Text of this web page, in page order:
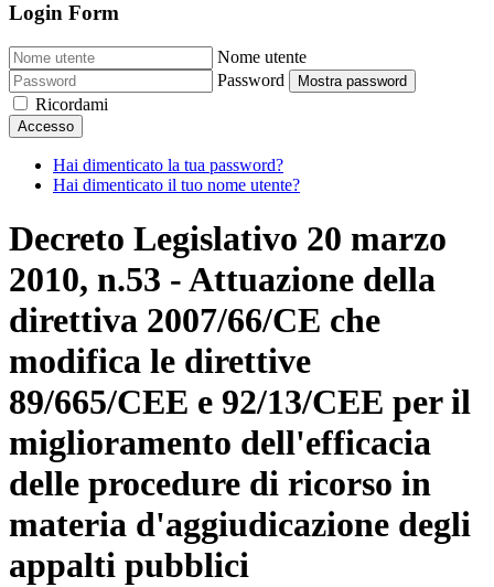
Login Form
Nome utente
Password
Mostra password
Ricordami
Accesso
Hai dimenticato la tua password?
Hai dimenticato il tuo nome utente?
Decreto Legislativo 20 marzo
2010, n.53 - Attuazione della
direttiva 2007/66/CE che
modifica le direttive
89/665/CEE e 92/13/CEE per il
miglioramento dell'efficacia
delle procedure di ricorso in
materia d'aggiudicazione degli
appalti pubblici